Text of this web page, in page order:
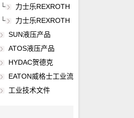
业产品
└
力士乐REXROTH
工业导轨
└
力士乐REXROTH
工业密封维修包
SUN液压产品
ATOS液压产品
HYDAC贺德克
EATON威格士工业流
体
工业技术文件